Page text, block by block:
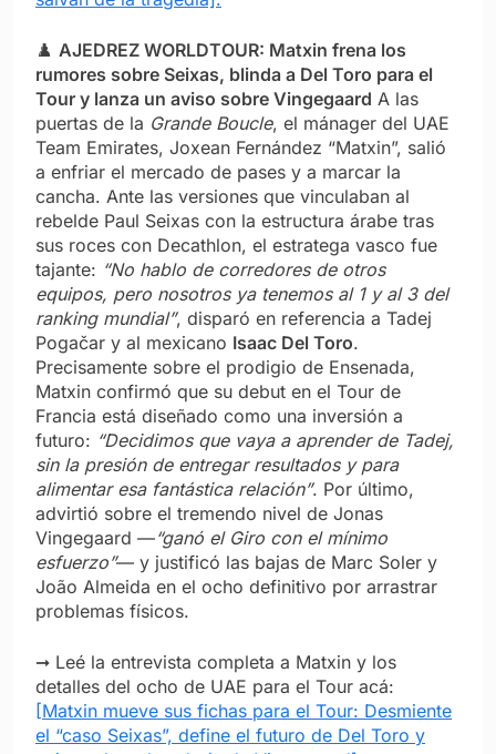
♟️ AJEDREZ WORLDTOUR: Matxin frena los
rumores sobre Seixas, blinda a Del Toro para el
Tour y lanza un aviso sobre Vingegaard A las
puertas de la Grande Boucle, el mánager del UAE
Team Emirates, Joxean Fernández “Matxin”, salió
a enfriar el mercado de pases y a marcar la
cancha. Ante las versiones que vinculaban al
rebelde Paul Seixas con la estructura árabe tras
sus roces con Decathlon, el estratega vasco fue
tajante: “No hablo de corredores de otros
equipos, pero nosotros ya tenemos al 1 y al 3 del
ranking mundial”, disparó en referencia a Tadej
Pogačar y al mexicano Isaac Del Toro.
Precisamente sobre el prodigio de Ensenada,
Matxin confirmó que su debut en el Tour de
Francia está diseñado como una inversión a
futuro: “Decidimos que vaya a aprender de Tadej,
sin la presión de entregar resultados y para
alimentar esa fantástica relación”. Por último,
advirtió sobre el tremendo nivel de Jonas
Vingegaard —“ganó el Giro con el mínimo
esfuerzo”— y justificó las bajas de Marc Soler y
João Almeida en el ocho definitivo por arrastrar
problemas físicos.
➞ Leé la entrevista completa a Matxin y los
detalles del ocho de UAE para el Tour acá:
[Matxin mueve sus fichas para el Tour: Desmiente
el “caso Seixas”, define el futuro de Del Toro y